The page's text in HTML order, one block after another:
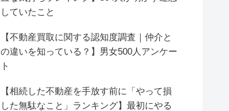
していたこと
【不動産買取に関する認知度調査｜仲介と
の違いを知っている？】男女500人アンケー
ト
【相続した不動産を手放す前に「やって損
した無駄なこと」ランキング】最初にやる